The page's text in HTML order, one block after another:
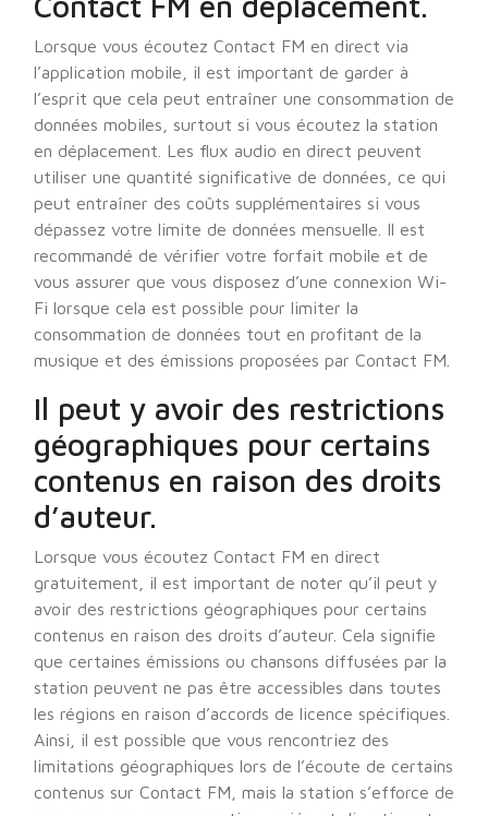
Lorsque vous écoutez Contact FM en direct via
l’application mobile, il est important de garder à
l’esprit que cela peut entraîner une consommation de
données mobiles, surtout si vous écoutez la station
en déplacement. Les flux audio en direct peuvent
utiliser une quantité significative de données, ce qui
peut entraîner des coûts supplémentaires si vous
dépassez votre limite de données mensuelle. Il est
recommandé de vérifier votre forfait mobile et de
vous assurer que vous disposez d’une connexion Wi-
Fi lorsque cela est possible pour limiter la
consommation de données tout en profitant de la
musique et des émissions proposées par Contact FM.
Il peut y avoir des restrictions
géographiques pour certains
contenus en raison des droits
d’auteur.
Lorsque vous écoutez Contact FM en direct
gratuitement, il est important de noter qu’il peut y
avoir des restrictions géographiques pour certains
contenus en raison des droits d’auteur. Cela signifie
que certaines émissions ou chansons diffusées par la
station peuvent ne pas être accessibles dans toutes
les régions en raison d’accords de licence spécifiques.
Ainsi, il est possible que vous rencontriez des
limitations géographiques lors de l’écoute de certains
contenus sur Contact FM, mais la station s’efforce de